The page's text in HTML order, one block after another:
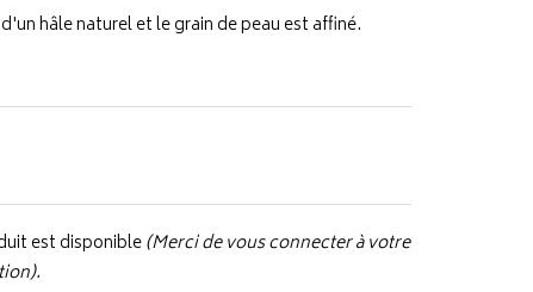
hâle naturel et le grain de peau est affiné.
est disponible(Merci de vous connecter à votre